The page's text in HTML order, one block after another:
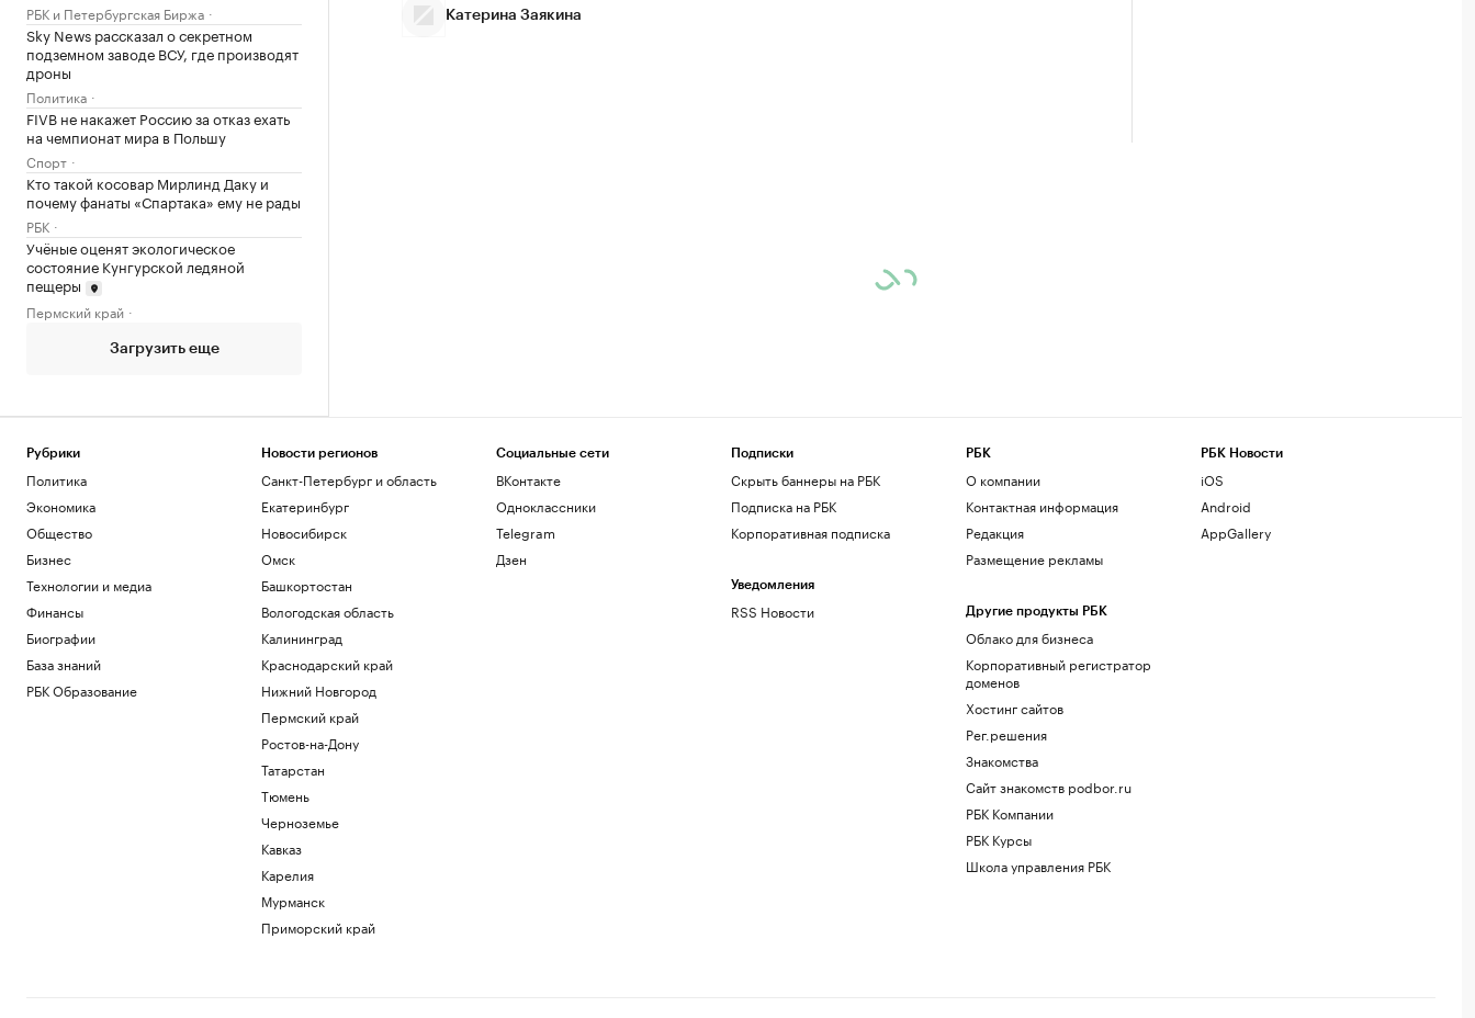
РБК и Петербургская Биржа
Sky News рассказал о секретном
подземном заводе ВСУ, где производят
дроны
Политика
FIVB не накажет Россию за отказ ехать
на чемпионат мира в Польшу
Спорт
Кто такой косовар Мирлинд Даку и
почему фанаты «Спартака» ему не рады
РБК
Учёные оценят экологическое
состояние Кунгурской ледяной
пещеры
Пермский край
Загрузить еще
Катерина Заякина
Рубрики
Политика
Экономика
Общество
Бизнес
Технологии и медиа
Финансы
Биографии
База знаний
РБК Образование
Новости регионов
Санкт-Петербург и область
Екатеринбург
Новосибирск
Омск
Башкортостан
Вологодская область
Калининград
Краснодарский край
Нижний Новгород
Пермский край
Ростов-на-Дону
Татарстан
Тюмень
Черноземье
Кавказ
Карелия
Мурманск
Приморский край
Социальные сети
ВКонтакте
Одноклассники
Telegram
Дзен
Подписки
Скрыть баннеры на РБК
Подписка на РБК
Корпоративная подписка
Уведомления
RSS Новости
РБК
О компании
Контактная информация
Редакция
Размещение рекламы
Другие продукты РБК
Облако для бизнеса
Корпоративный регистратор
доменов
Хостинг сайтов
Рег.решения
Знакомства
Сайт знакомств podbor.ru
РБК Компании
РБК Курсы
Школа управления РБК
РБК Новости
iOS
Android
AppGallery